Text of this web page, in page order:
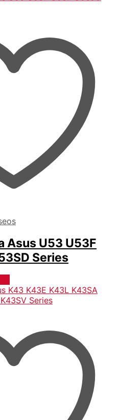
Asus U53 U53F
Series